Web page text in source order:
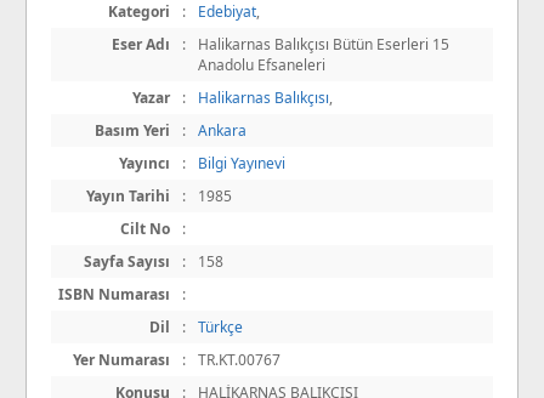
Kategori
: Edebiyat,
Eser Adı
:
Halikarnas Balıkçısı Bütün Eserleri 15
Anadolu Efsaneleri
Yazar
: Halikarnas Balıkçısı,
Basım Yeri
: Ankara
Yayıncı
:
Bilgi Yayınevi
Yayın Tarihi
:
1985
Cilt No
:
Sayfa Sayısı
:
158
ISBN Numarası
:
Dil
: Türkçe
Yer Numarası
: TR.KT.00767
Konusu
: HALİKARNAS BALIKÇISI